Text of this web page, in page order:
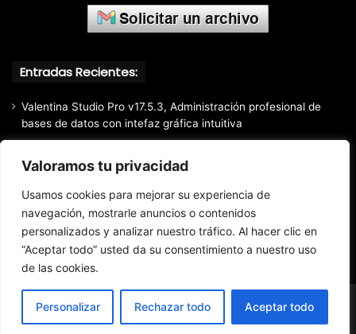
Valoramos tu privacidad
Usamos cookies para mejorar su experiencia de
navegación, mostrarle anuncios o contenidos
personalizados y analizar nuestro tráfico. Al hacer clic en
“Aceptar todo” usted da su consentimiento a nuestro uso
de las cookies.
Personalizar Rechazar todo Aceptar todo
Entradas Recientes:
Valentina Studio Pro v17.5.3, Administración profesional de
bases de datos con intefaz gráfica intuitiva
datos de la manera más fácil y rápida
Mozilla Firefox (2026) v153.0.3, Navegador web libre y de
código abierto​ desarrollado por la Corporación Mozilla
Total Audio Converter v6.1.0.305, Solución para convertir o
modificar todos los formatos de audio existentes
© Copyright 2016 - 2026 Todos los derechos reservados.